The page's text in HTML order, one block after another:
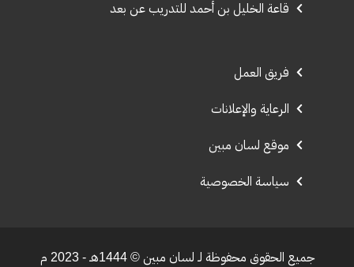
قاعة الخليل بن أحمد للتدريب عن بعد
فريق العمل
الرعاية والإعلانات
موقع لسان مبين
سياسة الخصوصية
جميع الحقوق محفوظة لـ لسان مبين © 1444هـ - 2023 م